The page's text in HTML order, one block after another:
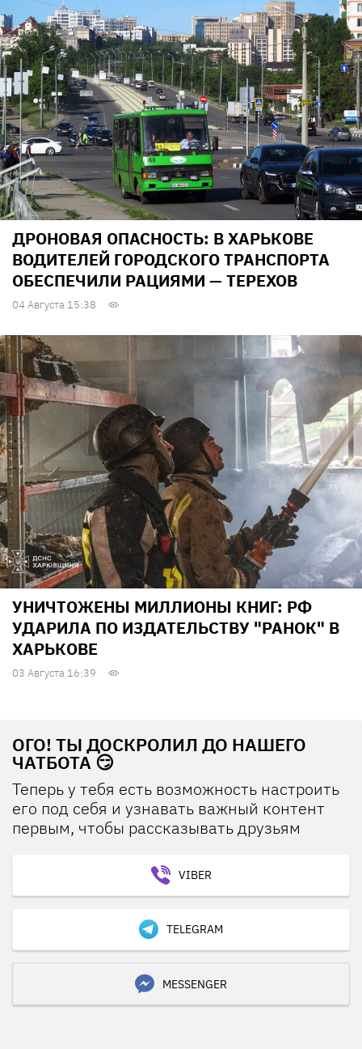
ДРОНОВАЯ ОПАСНОСТЬ: В ХАРЬКОВЕ
ВОДИТЕЛЕЙ ГОРОДСКОГО ТРАНСПОРТА
ОБЕСПЕЧИЛИ РАЦИЯМИ — ТЕРЕХОВ
04 Августа 15:38
УНИЧТОЖЕНЫ МИЛЛИОНЫ КНИГ: РФ
УДАРИЛА ПО ИЗДАТЕЛЬСТВУ "РАНОК" В
ХАРЬКОВЕ
03 Августа 16:39
ОГО! ТЫ ДОСКРОЛИЛ ДО НАШЕГО
ЧАТБОТА 😏
Теперь у тебя есть возможность настроить
его под себя и узнавать важный контент
первым, чтобы рассказывать друзьям
VIBER
TELEGRAM
MESSENGER